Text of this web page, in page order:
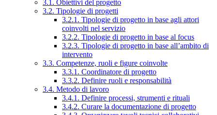
3.1. Obiettivi del progetto
3.2. Tipologie di progetti
3.2.1. Tipologie di progetto in base agli attori
coinvolti nel servizio
3.2.2. Tipologie di progetto in base al focus
3.2.3. Tipologie di progetto in base all’ambito di
intervento
3.3. Competenze, ruoli e figure coinvolte
3.3.1. Coordinatore di progetto
3.3.2. Definire ruoli e responsabilità
3.4. Metodo di lavoro
3.4.1. Definire processi, strumenti e rituali
3.4.2. Curare la documentazione di progetto